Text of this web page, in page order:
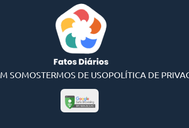
SOMOSTERMOS DE USOPOLÍTICA DE